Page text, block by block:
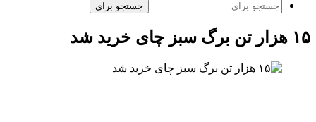
جستجو برای
۱۵ هزار تن برگ سبز چای خرید شد